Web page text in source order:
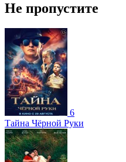
Не пропустите
6
Тайна Чёрной Руки